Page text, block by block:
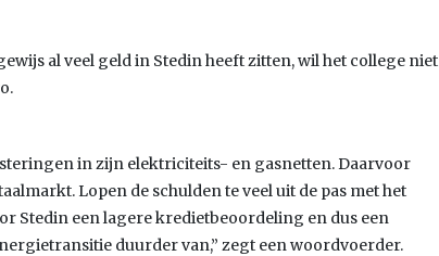
al veel geld in Stedin heeft zitten, wil het college niet
in zijn elektriciteits- en gasnetten. Daarvoor
Lopen de schulden te veel uit de pas met het
Stedin een lagere kredietbeoordeling en dus een
duurder van,” zegt een woordvoerder.